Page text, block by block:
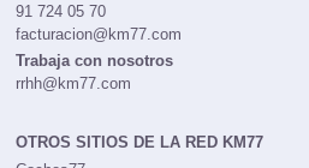
91 724 05 70
facturacion@km77.com
Trabaja con nosotros
rrhh@km77.com
OTROS SITIOS DE LA RED KM77